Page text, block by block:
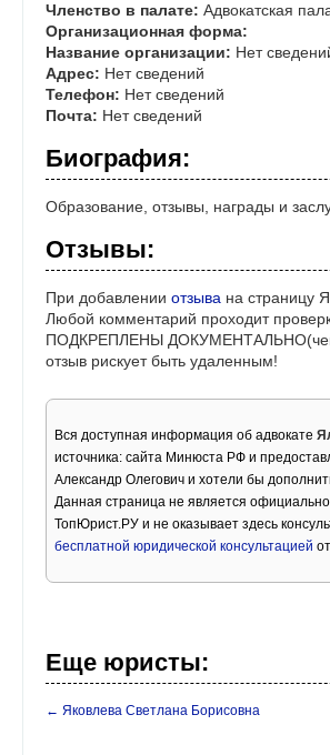
Членство в палате: Адвокатская
Организационная форма:
Название организации: Нет
Адрес: Нет сведений
Телефон: Нет сведений
Почта: Нет сведений
Биография:
Образование, отзывы, награды и
Отзывы:
При добавлении отзыва на страницу
Любой комментарий проходит
ПОДКРЕПЛЕНЫ
отзыв рискует быть удаленным!
Вся доступная информация об адвокате
источника: сайта Минюста РФ и
Александр Олегович и хотели бы
Данная страница не является
ТопЮрист.РУ и не оказывает здесь
бесплатной юридической консультацией
Еще юристы:
← Яковлева Светлана Борисовна